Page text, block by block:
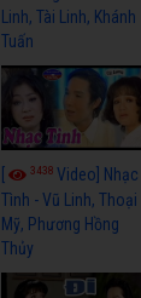
Linh, Tài Linh, Khánh
Tuấn
3438Video] Nhạc
Tình - Vũ Linh, Thoại
Mỹ, Phương Hồng
Thủy